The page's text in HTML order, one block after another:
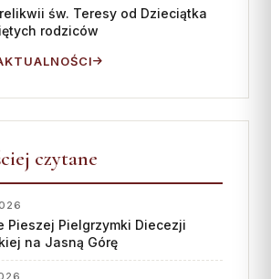
św. Teresy od Dzieciątka
rodziców
czytane
Pieszej Pielgrzymki Diecezji
na Jasną Górę